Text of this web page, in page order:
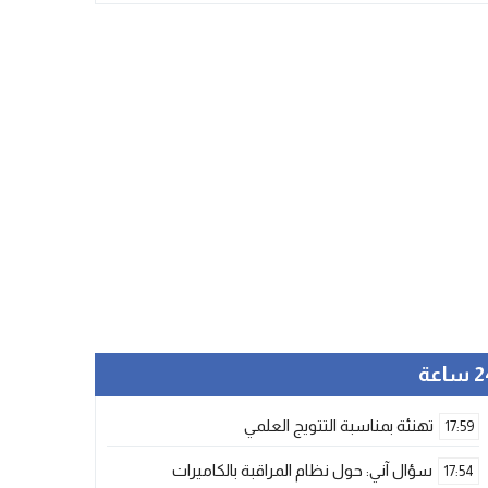
17:59 تهنئة بمناسبة التتويج العلمي
17:54 سؤال آني: حول نظام المراقبة بالكاميرات